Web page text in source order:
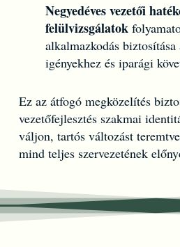
Negyedéves vezetői
felülvizsgálatok
alkalmazkodás
igényekhez és iparági
Ez az átfogó megközelítés
vezetőfejlesztés szakmai
váljon, tartós változást
mind teljes szervezetének